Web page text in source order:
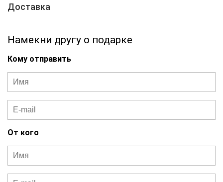
Доставка
Намекни другу о подарке
Кому отправить
От кого